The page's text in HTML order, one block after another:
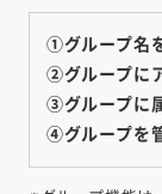
①グループ名
②グループに
③グループに
④グループを